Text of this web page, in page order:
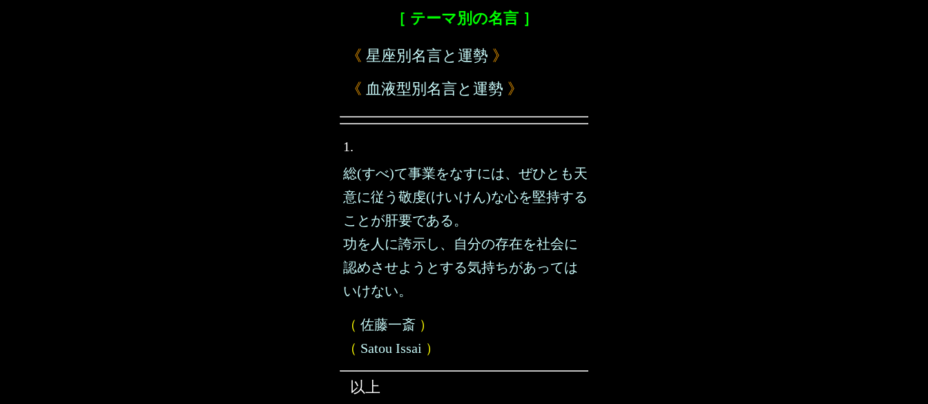
［ テーマ別の名言 ］
《 星座別名言と運勢 》
《 血液型別名言と運勢 》
1.
総(すべ)て事業をなすには、ぜひとも天
意に従う敬虔(けいけん)な心を堅持する
ことが肝要である。
功を人に誇示し、自分の存在を社会に
認めさせようとする気持ちがあっては
いけない。
（ 佐藤一斎 ）
（ Satou Issai ）
以上